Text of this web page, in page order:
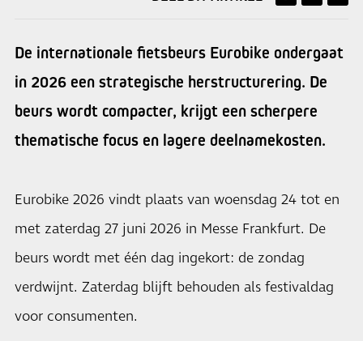
De internationale fietsbeurs Eurobike ondergaat
in 2026 een strategische herstructurering. De
beurs wordt compacter, krijgt een scherpere
thematische focus en lagere deelnamekosten.
Eurobike 2026 vindt plaats van woensdag 24 tot en
met zaterdag 27 juni 2026 in Messe Frankfurt. De
beurs wordt met één dag ingekort: de zondag
verdwijnt. Zaterdag blijft behouden als festivaldag
voor consumenten.